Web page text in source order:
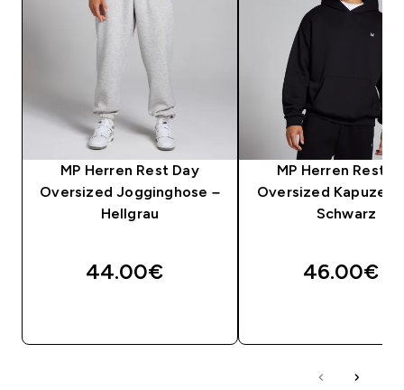
MP Herren Rest Day
Oversized Jogginghose –
Hellgrau
44.00€‎
MP Herren Rest
Oversized
Schwarz
46.00€‎